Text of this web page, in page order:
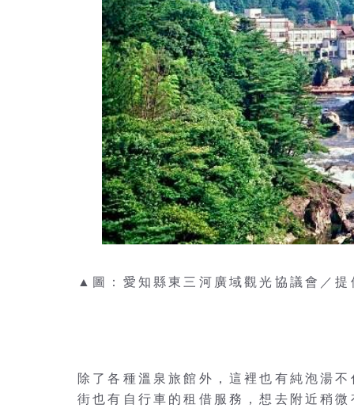
▲圖：愛知縣東三河廣域觀光協議會／提
除了各種溫泉旅館外，這裡也有純泡湯
街也有自行車的租借服務，想去附近稍